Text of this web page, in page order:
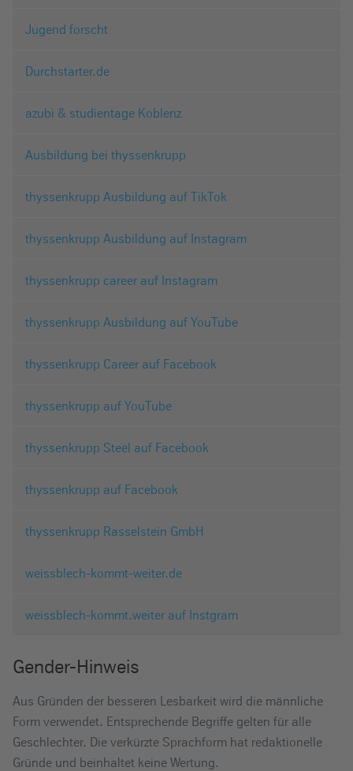
Jugend forscht
Durchstarter.de
azubi & studientage Koblenz
Ausbildung bei thyssenkrupp
thyssenkrupp Ausbildung auf TikTok
thyssenkrupp Ausbildung auf Instagram
thyssenkrupp career auf Instagram
thyssenkrupp Ausbildung auf YouTube
thyssenkrupp Career auf Facebook
thyssenkrupp auf YouTube
thyssenkrupp Steel auf Facebook
thyssenkrupp auf Facebook
thyssenkrupp Rasselstein GmbH
weissblech-kommt-weiter.de
weissblech-kommt.weiter auf Instgram
Gender-Hinweis
Aus Gründen der besseren Lesbarkeit wird die männliche
Form verwendet. Entsprechende Begriffe gelten für alle
Geschlechter. Die verkürzte Sprachform hat redaktionelle
Gründe und beinhaltet keine Wertung.